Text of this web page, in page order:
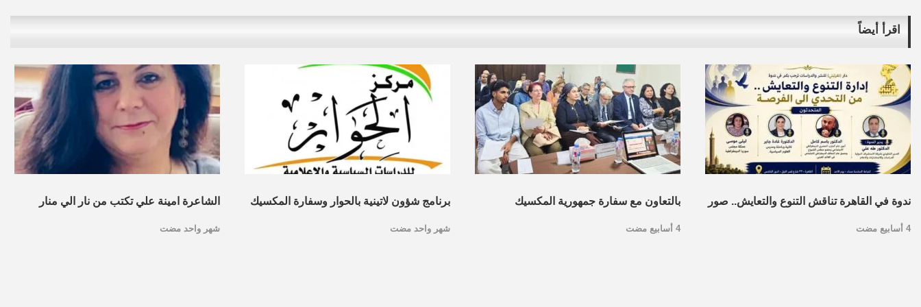
اقرأ أيضاً
ندوة في القاهرة تناقش التنوع والتعايش.. صور
4 أسابيع مضت
بالتعاون مع سفارة جمهورية المكسيك
4 أسابيع مضت
برنامج شؤون لاتينية بالحوار وسفارة المكسيك
شهر واحد مضت
الشاعرة امينة علي تكتب من نار الي منار
شهر واحد مضت